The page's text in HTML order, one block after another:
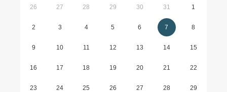
26 27 28 29 30 31 1
2 3 4 5 6 7 8
9 10 11 12 13 14 15
16 17 18 19 20 21 22
23 24 25 26 27 28 29